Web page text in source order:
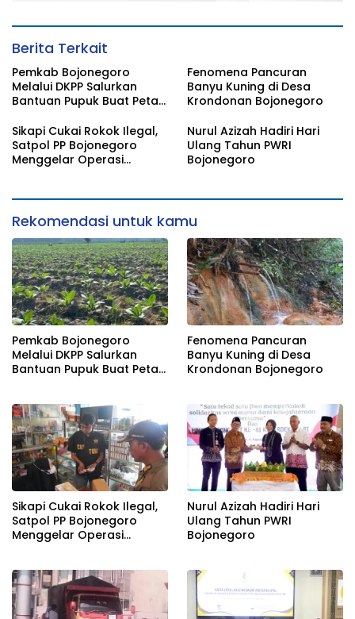
Berita Terkait
Pemkab Bojonegoro
Melalui DKPP Salurkan
Bantuan Pupuk Buat Petani
Fenomena Pancuran
Banyu Kuning di Desa
Krondonan Bojonegoro
Sikapi Cukai Rokok Ilegal,
Satpol PP Bojonegoro
Menggelar Operasi
Nurul Azizah Hadiri Hari
Ulang Tahun PWRI
Bojonegoro
Rekomendasi untuk kamu
Pemkab Bojonegoro
Melalui DKPP Salurkan
Bantuan Pupuk Buat Petani
Fenomena Pancuran
Banyu Kuning di Desa
Krondonan Bojonegoro
Sikapi Cukai Rokok Ilegal,
Satpol PP Bojonegoro
Menggelar Operasi
Nurul Azizah Hadiri Hari
Ulang Tahun PWRI
Bojonegoro